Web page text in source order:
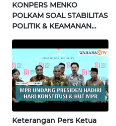
KONPERS MENKO
POLKAM SOAL STABILITAS
POLITIK & KEAMANAN
Terkini
Keterangan Pers Ketua
REDAKSI
DISCLAIMER
Wahana
News
Regional